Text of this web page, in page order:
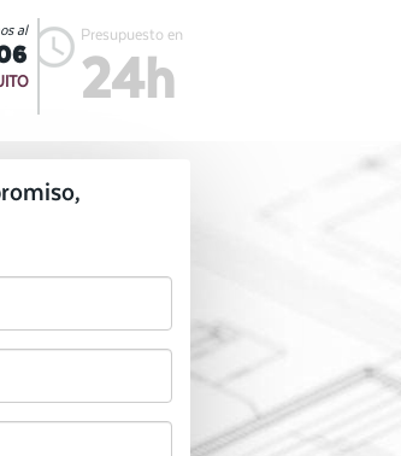
Presupuesto en
24h
al